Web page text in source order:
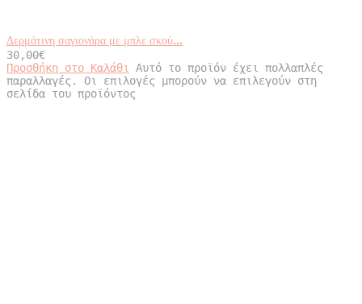
Δερμάτινη σαγιονάρα με μπλε σκού...
30,00€
Προσθήκη στο Καλάθι
Αυτό το προϊόν έχει πολλαπλές
παραλλαγές. Οι επιλογές μπορούν να επιλεγούν στη
σελίδα του προϊόντος